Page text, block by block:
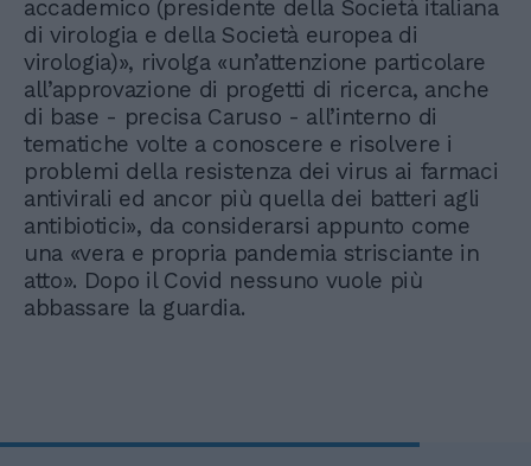
accademico (presidente della Società italiana
di virologia e della Società europea di
virologia)», rivolga «un’attenzione particolare
all’approvazione di progetti di ricerca, anche
di base - precisa Caruso - all’interno di
tematiche volte a conoscere e risolvere i
problemi della resistenza dei virus ai farmaci
antivirali ed ancor più quella dei batteri agli
antibiotici», da considerarsi appunto come
una «vera e propria pandemia strisciante in
atto». Dopo il Covid nessuno vuole più
abbassare la guardia.